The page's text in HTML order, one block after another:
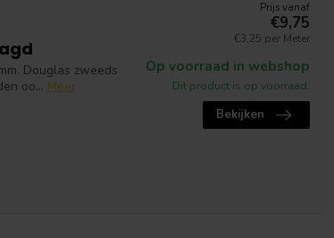
Douglas zweeds
oo... Meer
Prijs vanaf
€9,75
€3,25 per Meter
Op voorraad in webshop
Dit product is op voorraad.
Bekijken